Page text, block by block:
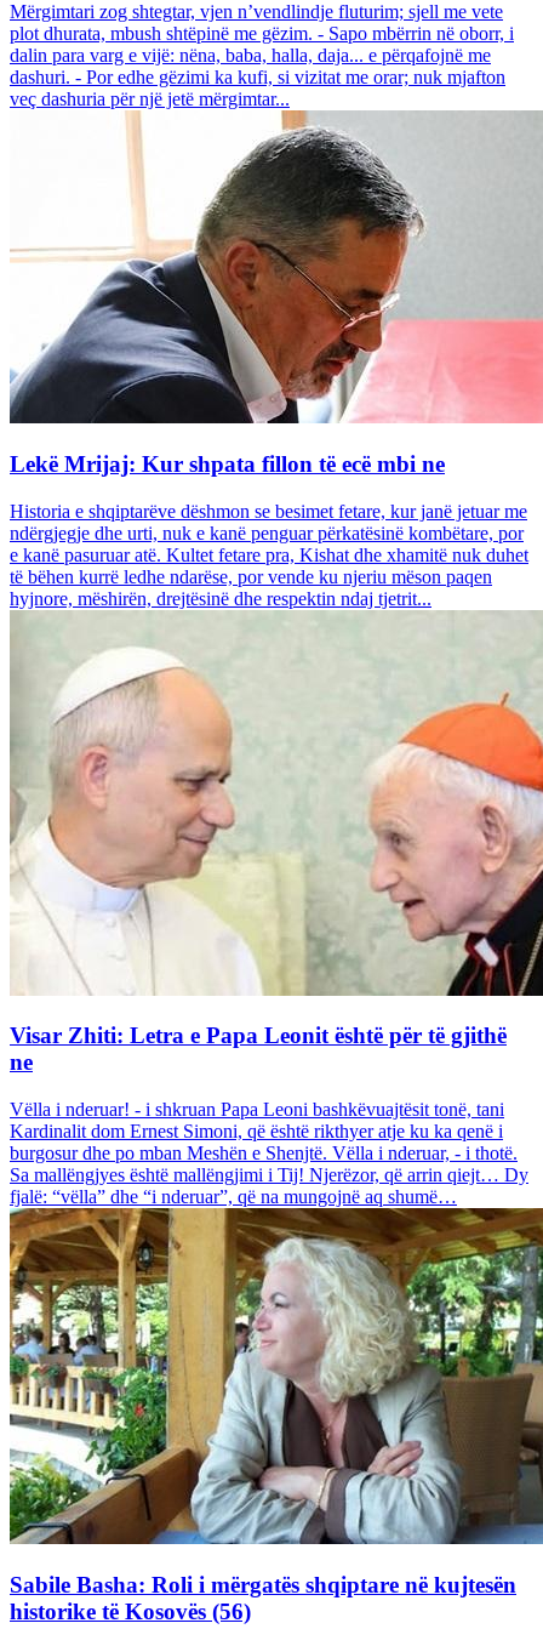
Mërgimtari zog shtegtar, vjen n’vendlindje fluturim; sjell me vete
plot dhurata, mbush shtëpinë me gëzim. - Sapo mbërrin në oborr, i
dalin para varg e vijë: nëna, baba, halla, daja... e përqafojnë me
dashuri. - Por edhe gëzimi ka kufi, si vizitat me orar; nuk mjafton
veç dashuria për një jetë mërgimtar...
Lekë Mrijaj: Kur shpata fillon të ecë mbi ne
Historia e shqiptarëve dëshmon se besimet fetare, kur janë jetuar me
ndërgjegje dhe urti, nuk e kanë penguar përkatësinë kombëtare, por
e kanë pasuruar atë. Kultet fetare pra, Kishat dhe xhamitë nuk duhet
të bëhen kurrë ledhe ndarëse, por vende ku njeriu mëson paqen
hyjnore, mëshirën, drejtësinë dhe respektin ndaj tjetrit...
Visar Zhiti: Letra e Papa Leonit është për të gjithë
ne
Vëlla i nderuar! - i shkruan Papa Leoni bashkëvuajtësit tonë, tani
Kardinalit dom Ernest Simoni, që është rikthyer atje ku ka qenë i
burgosur dhe po mban Meshën e Shenjtë. Vëlla i nderuar, - i thotë.
Sa mallëngjyes është mallëngjimi i Tij! Njerëzor, që arrin qiejt… Dy
fjalë: “vëlla” dhe “i nderuar”, që na mungojnë aq shumë…
Sabile Basha: Roli i mërgatës shqiptare në kujtesën
historike të Kosovës (56)